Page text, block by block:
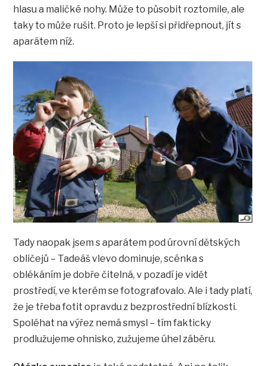
hlasu a maličké nohy. Může to působit roztomile, ale
taky to může rušit. Proto je lepší si přidřepnout, jít s
aparátem níž.
Tady naopak jsem s aparátem pod úrovní dětských
obličejů – Tadeáš vlevo dominuje, scénka s
oblékáním je dobře čitelná, v pozadí je vidět
prostředí, ve kterém se fotografovalo. Ale i tady platí,
že je třeba fotit opravdu z bezprostřední blízkosti.
Spoléhat na výřez nemá smysl – tím fakticky
prodlužujeme ohnisko, zužujeme úhel záběru.